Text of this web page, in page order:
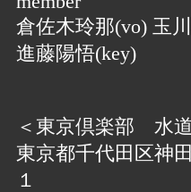
倉佐木玲那(vo) 玉
進藤陽悟(key)
＜東京倶楽部 水
東京都千代田区神
１